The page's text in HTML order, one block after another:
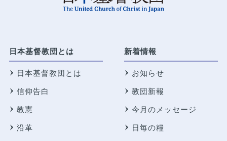
日本基督教団とは
日本基督教団とは
信仰告白
教憲
沿革
新着情報
お知らせ
教団新報
今月のメッセージ
日毎の糧